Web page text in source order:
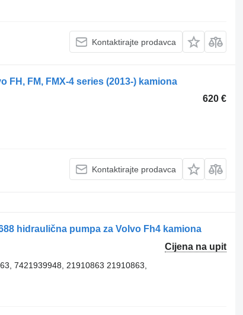
Kontaktirajte prodavca
FH, FM, FMX-4 series (2013-) kamiona
620 €
Kontaktirajte prodavca
hidraulična pumpa za Volvo Fh4 kamiona
Cijena na upit
7421939948, 21910863 21910863,